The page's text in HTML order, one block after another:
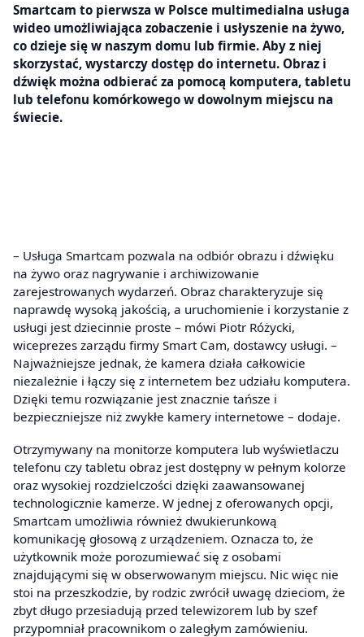
Smartcam to pierwsza w Polsce multimedialna usługa
wideo umożliwiająca zobaczenie i usłyszenie na żywo,
co dzieje się w naszym domu lub firmie. Aby z niej
skorzystać, wystarczy dostęp do internetu. Obraz i
dźwięk można odbierać za pomocą komputera, tabletu
lub telefonu komórkowego w dowolnym miejscu na
świecie.
– Usługa Smartcam pozwala na odbiór obrazu i dźwięku
na żywo oraz nagrywanie i archiwizowanie
zarejestrowanych wydarzeń. Obraz charakteryzuje się
naprawdę wysoką jakością, a uruchomienie i korzystanie z
usługi jest dziecinnie proste – mówi Piotr Różycki,
wiceprezes zarządu firmy Smart Cam, dostawcy usługi. –
Najważniejsze jednak, że kamera działa całkowicie
niezależnie i łączy się z internetem bez udziału komputera.
Dzięki temu rozwiązanie jest znacznie tańsze i
bezpieczniejsze niż zwykłe kamery internetowe – dodaje.
Otrzymywany na monitorze komputera lub wyświetlaczu
telefonu czy tabletu obraz jest dostępny w pełnym kolorze
oraz wysokiej rozdzielczości dzięki zaawansowanej
technologicznie kamerze. W jednej z oferowanych opcji,
Smartcam umożliwia również dwukierunkową
komunikację głosową z urządzeniem. Oznacza to, że
użytkownik może porozumiewać się z osobami
znajdującymi się w obserwowanym miejscu. Nic więc nie
stoi na przeszkodzie, by rodzic zwrócił uwagę dzieciom, że
zbyt długo przesiadują przed telewizorem lub by szef
przypomniał pracownikom o zaległym zamówieniu.